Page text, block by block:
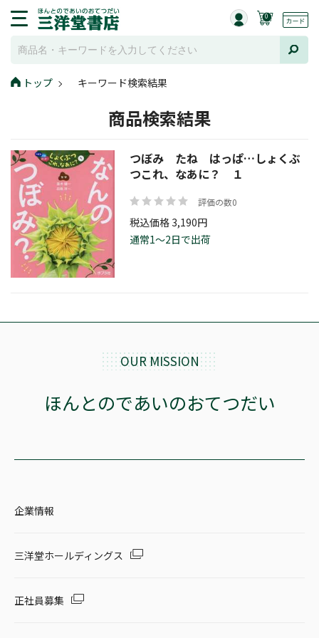
0
トップ キーワード検索結果
商品検索結果
つぼみ たね はっぱ…しょくぶ
つこれ、なあに？ １
評価の数0
税込価格 3,190円
通常1～2日で出荷
OUR MISSION
ほんとのであいのおてつだい
企業情報
三洋堂ホールディングス
正社員募集